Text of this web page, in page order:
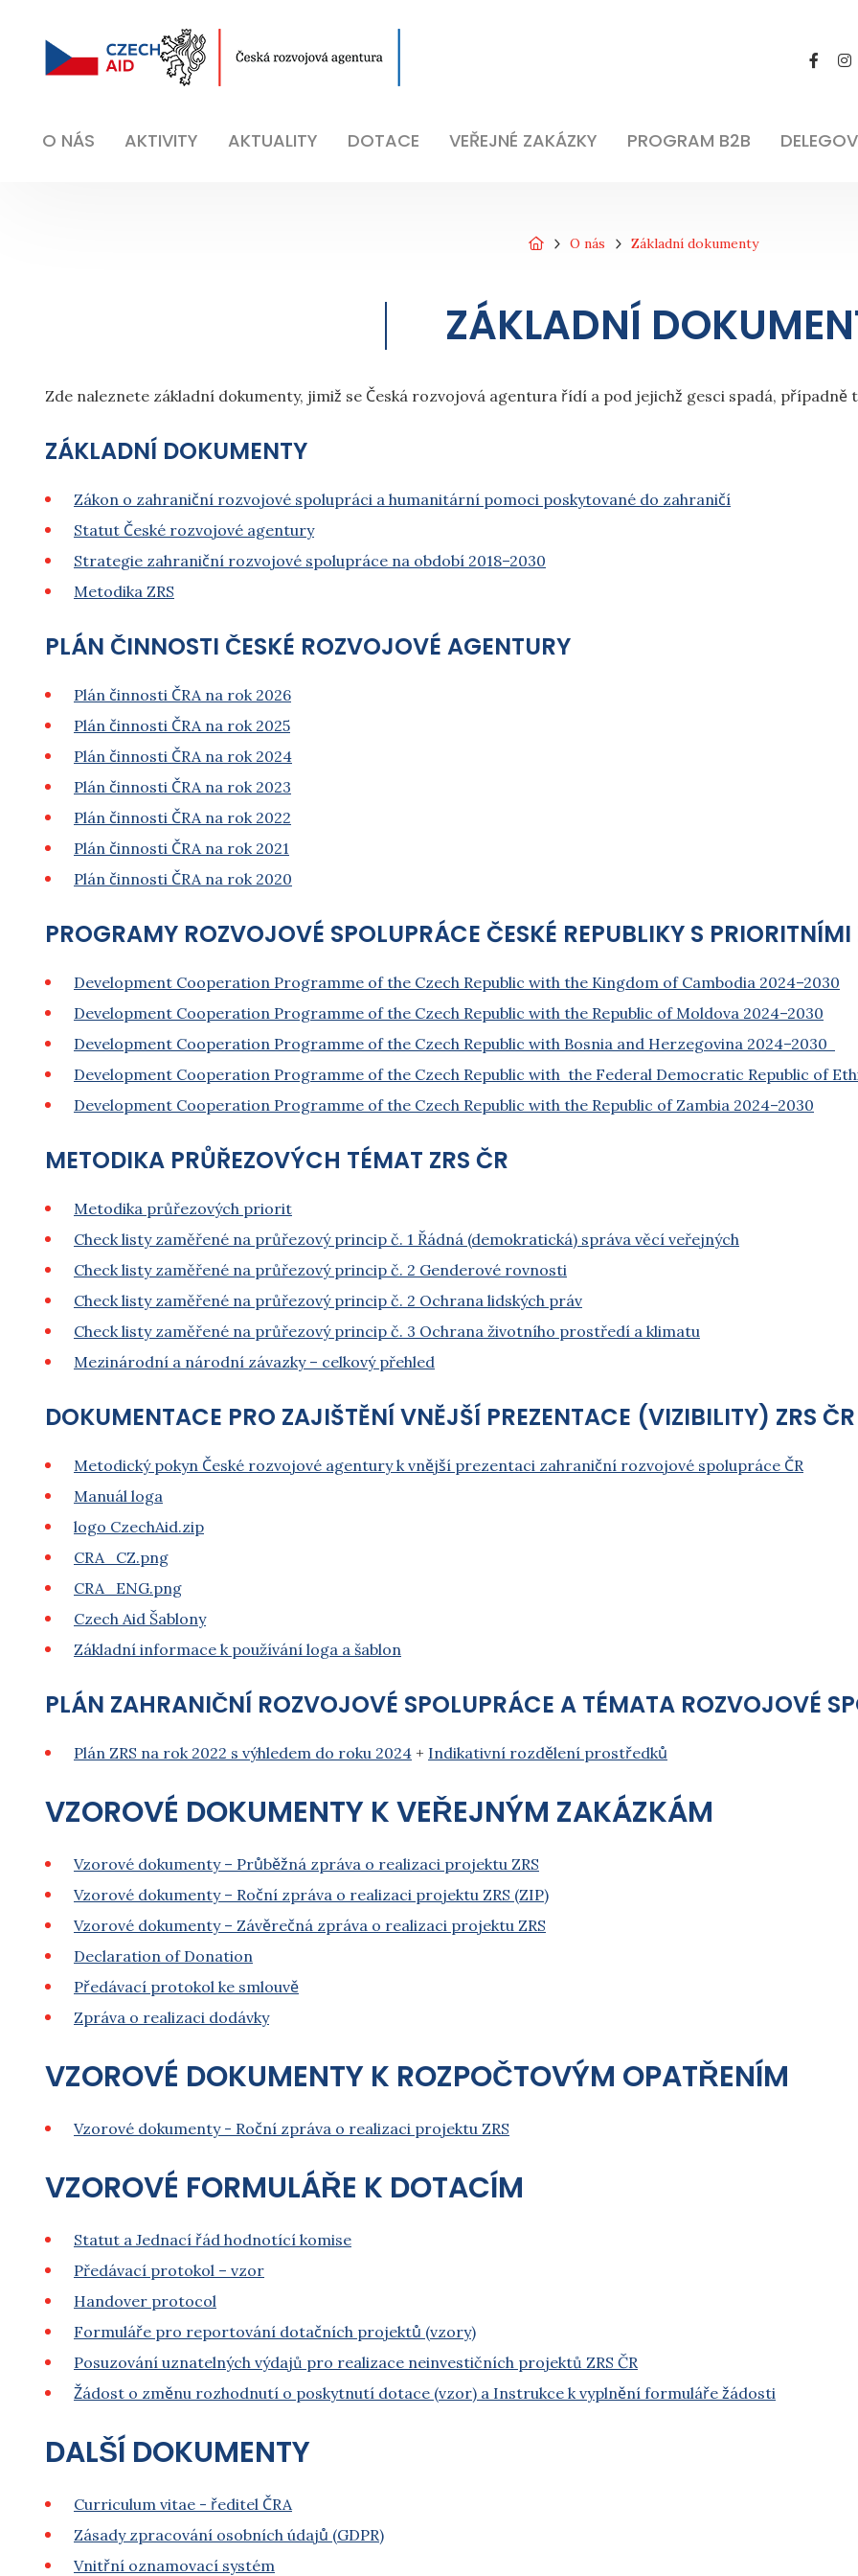
O NÁS AKTIVITY AKTUALITY DOTACE VEŘEJNÉ ZAKÁZKY PROGRAM B2B
O nás Základní dokumenty
ZÁKLADNÍ
Zde naleznete základní dokumenty, jimiž se Česká rozvojová agentura řídí a pod jejichž gesci spadá, případně
ZÁKLADNÍ DOKUMENTY
Zákon o zahraniční rozvojové spolupráci a humanitární pomoci poskytované do zahraničí
Statut České rozvojové agentury
Strategie zahraniční rozvojové spolupráce na období 2018–2030
Metodika ZRS
PLÁN ČINNOSTI ČESKÉ ROZVOJOVÉ AGENTURY
Plán činnosti ČRA na rok 2026
Plán činnosti ČRA na rok 2025
Plán činnosti ČRA na rok 2024
Plán činnosti ČRA na rok 2023
Plán činnosti ČRA na rok 2022
Plán činnosti ČRA na rok 2021
Plán činnosti ČRA na rok 2020
PROGRAMY ROZVOJOVÉ SPOLUPRÁCE ČESKÉ REPUBLIKY S
Development Cooperation Programme of the Czech Republic with the Kingdom of Cambodia 2024–2030
Development Cooperation Programme of the Czech Republic with the Republic of Moldova 2024–2030
Development Cooperation Programme of the Czech Republic with Bosnia and Herzegovina 2024–2030
Development Cooperation Programme of the Czech Republic with the Federal Democratic Republic of
Development Cooperation Programme of the Czech Republic with the Republic of Zambia 2024–2030
METODIKA PRŮŘEZOVÝCH TÉMAT ZRS ČR
Metodika průřezových priorit
Check listy zaměřené na průřezový princip č. 1 Řádná (demokratická) správa věcí veřejných
Check listy zaměřené na průřezový princip č. 2 Genderové rovnosti
Check listy zaměřené na průřezový princip č. 2 Ochrana lidských práv
Check listy zaměřené na průřezový princip č. 3 Ochrana životního prostředí a klimatu
Mezinárodní a národní závazky –⁠⁠⁠⁠⁠⁠ celkový přehled
DOKUMENTACE PRO ZAJIŠTĚNÍ VNĚJŠÍ PREZENTACE (VIZIBILITY) ZRS ČR
Metodický pokyn České rozvojové agentury k vnější prezentaci zahraniční rozvojové spolupráce ČR
Manuál loga
logo CzechAid.zip
CRA_CZ.png
CRA_ENG.png
Czech Aid Šablony
Základní informace k používání loga a šablon
PLÁN ZAHRANIČNÍ ROZVOJOVÉ SPOLUPRÁCE A TÉMATA ROZVOJOVÉ
Plán ZRS na rok 2022 s výhledem do roku 2024 + Indikativní rozdělení prostředků
VZOROVÉ DOKUMENTY K VEŘEJNÝM ZAKÁZKÁM
Vzorové dokumenty – Průběžná zpráva o realizaci projektu ZRS
Vzorové dokumenty – Roční zpráva o realizaci projektu ZRS (ZIP)
Vzorové dokumenty – Závěrečná zpráva o realizaci projektu ZRS
Declaration of Donation
Předávací protokol ke smlouvě
Zpráva o realizaci dodávky
VZOROVÉ DOKUMENTY K ROZPOČTOVÝM OPATŘENÍM
Vzorové dokumenty - Roční zpráva o realizaci projektu ZRS
VZOROVÉ FORMULÁŘE K DOTACÍM
Statut a Jednací řád hodnotící komise
Předávací protokol – vzor
Handover protocol
Formuláře pro reportování dotačních projektů (vzory)
Posuzování uznatelných výdajů pro realizace neinvestičních projektů ZRS ČR
Žádost o změnu rozhodnutí o poskytnutí dotace (vzor) a Instrukce k vyplnění formuláře žádosti
DALŠÍ DOKUMENTY
Curriculum vitae - ředitel ČRA
Zásady zpracování osobních údajů (GDPR)
Vnitřní oznamovací systém